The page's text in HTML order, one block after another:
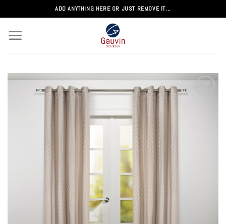
au
contenu
ADD ANYTHING HERE OR JUST REMOVE IT...